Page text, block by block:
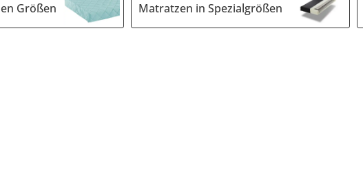
Größen Matratzen in Spezialgrößen